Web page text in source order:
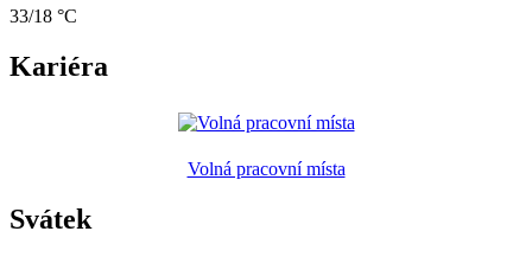
33/18 °C
Kariéra
Volná pracovní místa
Svátek